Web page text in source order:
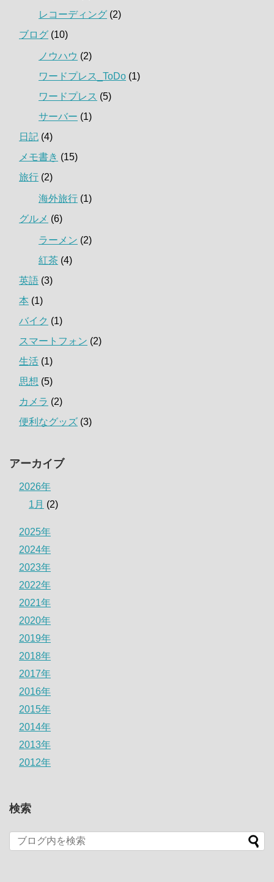
レコーディング (2)
ブログ (10)
ノウハウ (2)
ワードプレス_ToDo (1)
ワードプレス (5)
サーバー (1)
日記 (4)
メモ書き (15)
旅行 (2)
海外旅行 (1)
グルメ (6)
ラーメン (2)
紅茶 (4)
英語 (3)
本 (1)
バイク (1)
スマートフォン (2)
生活 (1)
思想 (5)
カメラ (2)
便利なグッズ (3)
アーカイブ
2026年
1月 (2)
2025年
2024年
2023年
2022年
2021年
2020年
2019年
2018年
2017年
2016年
2015年
2014年
2013年
2012年
検索